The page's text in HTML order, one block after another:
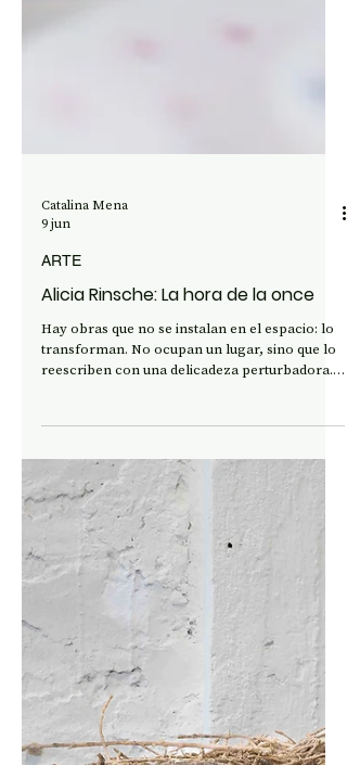
9 jun
ARTE
Alicia Rinsche: La hora de la once
Hay obras que no se instalan en el espacio: lo
transforman. No ocupan un lugar, sino que lo
reescriben con una delicadeza perturbadora.
En el trabajo de Alicia Rinsche, ese gesto
ocurre desde lo mínimo: una taza, un plato,
objetos de papel livianos que convierten la
fragilidad en prodigio.